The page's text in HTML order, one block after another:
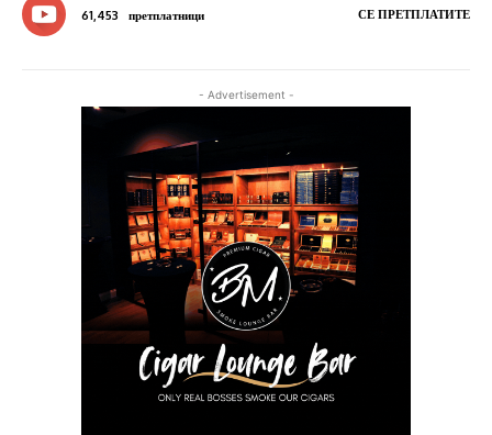
61,453 претплатници СЕ ПРЕТПЛАТИТЕ
- Advertisement -